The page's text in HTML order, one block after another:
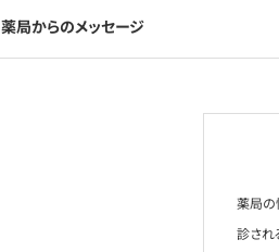
薬局からのメッセージ
薬局の
診され